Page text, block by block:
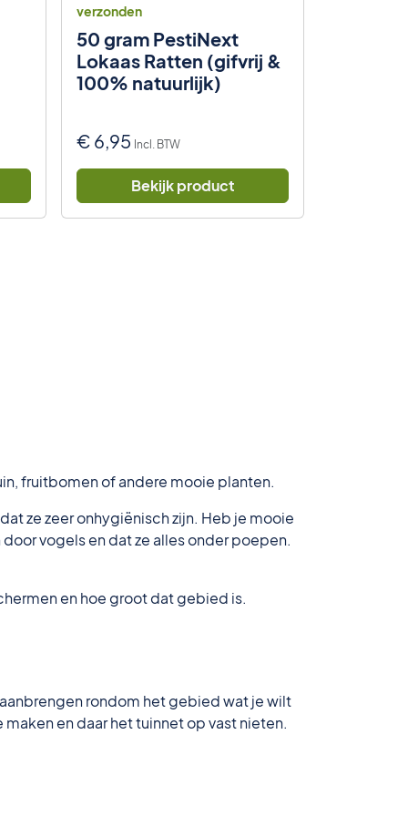
verzonden
50 gram PestiNext
Lokaas Ratten (gifvrij &
100% natuurlijk)
€ 6,95 Incl. BTW
Bekijk product
fruitbomen of andere mooie planten.
ze zeer onhygiënisch zijn. Heb je mooie
vogels en dat ze alles onder poepen.
en hoe groot dat gebied is.
rondom het gebied wat je wilt
en daar het tuinnet op vast nieten.